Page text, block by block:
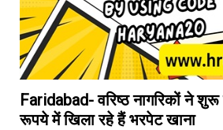
Faridabad- वरिष्ठ नागरिकों ने शुरू
रूपये में खिला रहे हैं भरपेट खाना